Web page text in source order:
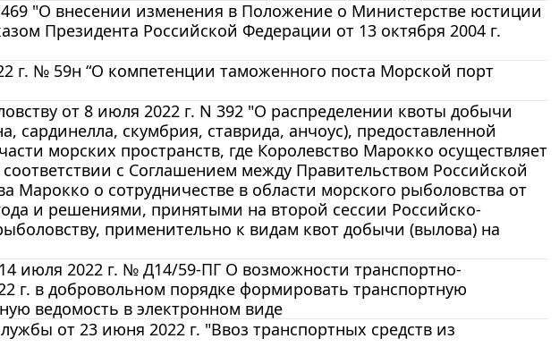
"О внесении изменения в Положение о Министерстве юстиции
Президента Российской Федерации от 13 октября 2004 г.
г. № 59н “О компетенции таможенного поста Морской порт
от 8 июля 2022 г. N 392 "О распределении квоты добычи
сардинелла, скумбрия, ставрида, анчоус), предоставленной
морских пространств, где Королевство Марокко осуществляет
с Соглашением между Правительством Российской
Марокко о сотрудничестве в области морского рыболовства от
и решениями, принятыми на второй сессии Российско-
применительно к видам квот добычи (вылова) на
июля 2022 г. № Д14/59-ПГ О возможности транспортно-
г. в добровольном порядке формировать транспортную
ведомость в электронном виде
от 23 июня 2022 г. "Ввоз транспортных средств из